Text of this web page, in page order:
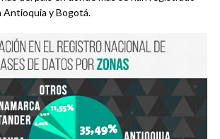
Antioquia y Bogotá.